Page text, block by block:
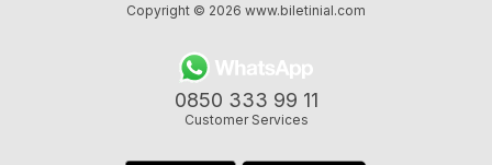
0850 333 99 11
Customer Services
Copyright © 2026 www.biletinial.com